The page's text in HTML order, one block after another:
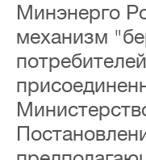
Минэнерго
механизм